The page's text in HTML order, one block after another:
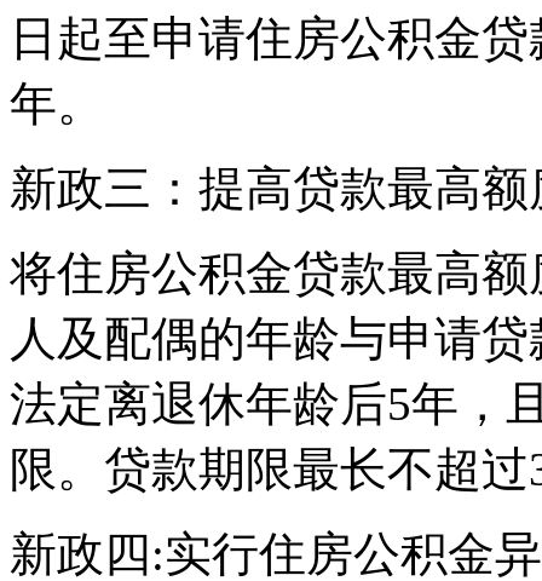
日起至申请住房公积金
年。
新政三：提高贷款最高
将住房公积金贷款最高
人及配偶的年龄与申请
法定离退休年龄后5年，
限。贷款期限最长不超过
新政四:实行住房公积金